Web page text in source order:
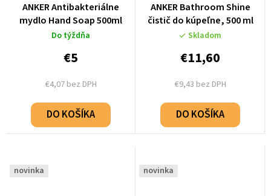
ANKER Antibakteriálne
mydlo Hand Soap 500ml
Do týždňa
€4,07 bez DPH
€5
DO KOŠÍKA
ANKER Bathroom Shine
čistič do kúpeľne, 500 ml
Skladom
€9,43 bez DPH
€11,60
DO KOŠÍKA
novinka novinka